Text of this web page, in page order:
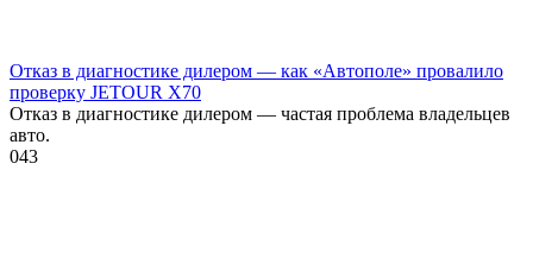
Отказ в диагностике дилером — как «Автополе» провалило
проверку JETOUR X70
Отказ в диагностике дилером — частая проблема владельцев
авто.
043